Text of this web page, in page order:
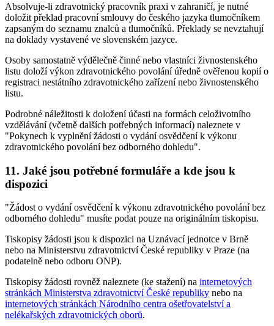
Absolvuje-li zdravotnický pracovník praxi v zahraničí, je nutné
doložit překlad pracovní smlouvy do českého jazyka tlumočníkem
zapsaným do seznamu znalců a tlumočníků. Překlady se nevztahují
na doklady vystavené ve slovenském jazyce.
Osoby samostatně výdělečně činné nebo vlastníci živnostenského
listu doloží výkon zdravotnického povolání úředně ověřenou kopií o
registraci nestátního zdravotnického zařízení nebo živnostenského
listu.
Podrobné náležitosti k doložení účasti na formách celoživotního
vzdělávání (včetně dalších potřebných informací) naleznete v
"Pokynech k vyplnění žádosti o vydání osvědčení k výkonu
zdravotnického povolání bez odborného dohledu".
11. Jaké jsou potřebné formuláře a kde jsou k
dispozici
"Žádost o vydání osvědčení k výkonu zdravotnického povolání bez
odborného dohledu" musíte podat pouze na originálním tiskopisu.
Tiskopisy žádosti jsou k dispozici na Uznávací jednotce v Brně
nebo na Ministerstvu zdravotnictví České republiky v Praze (na
podatelně nebo odboru ONP).
Tiskopisy žádosti rovněž naleznete (ke stažení) na internetových
stránkách Ministerstva zdravotnictví České republiky nebo na
internetových stránkách Národního centra ošetřovatelství a
nelékařských zdravotnických oborů.